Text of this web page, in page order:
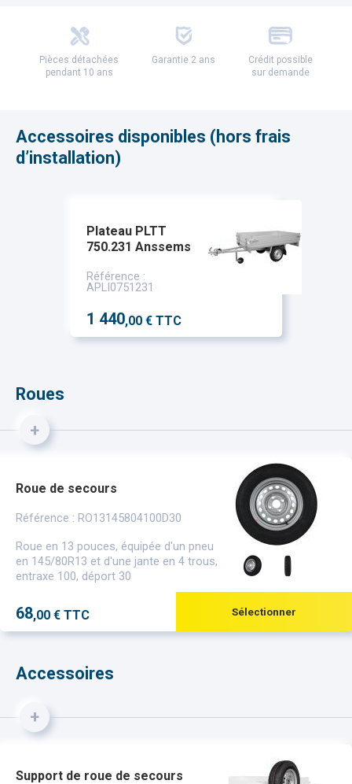
Pièces détachées
pendant 10 ans
Garantie 2 ans
Crédit possible
sur demande
Accessoires disponibles (hors frais
d’installation)
Plateau PLTT
750.231 Anssems
Référence :
APLI0751231
1 440,00 € TTC
Roues
+
Roue de secours
Référence : RO13145804100D30
Roue en 13 pouces, équipée d'un pneu
en 145/80R13 et d'une jante en 4 trous,
entraxe 100, déport 30
68,00 € TTC Sélectionner
Accessoires
+
Support de roue de secours